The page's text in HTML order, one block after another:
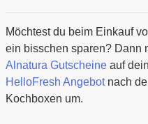
Möchtest du beim Einkauf
ein bisschen sparen? Dann
Alnatura Gutscheineauf
HelloFresh Angebotnach
Kochboxen um.